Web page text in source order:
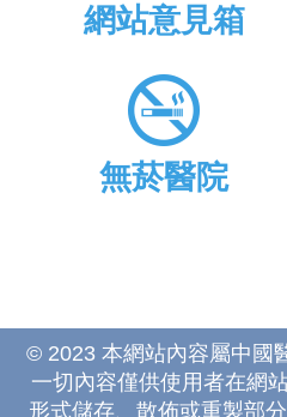
網站意見箱
無菸醫院
© 2023 本網站內容屬中國
一切內容僅供使用者在網
形式儲存、散佈或重製部